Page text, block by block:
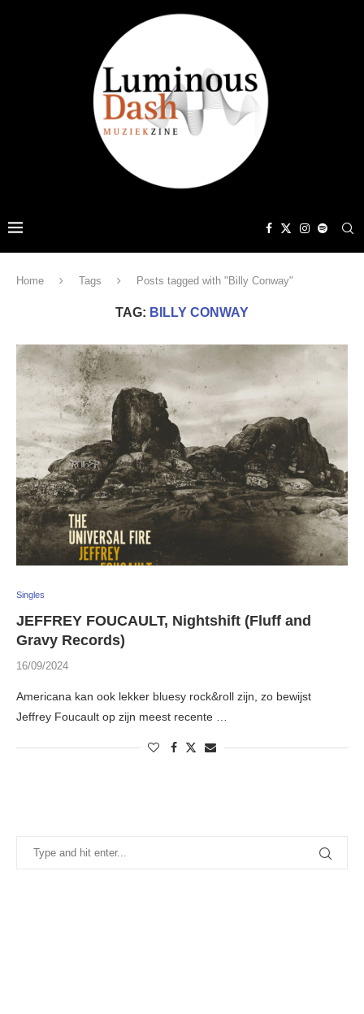
Home Tags Posts tagged with "Billy Conway"
TAG: BILLY CONWAY
Singles
JEFFREY FOUCAULT, Nightshift (Fluff and
Gravy Records)
16/09/2024
Americana kan ook lekker bluesy rock&roll zijn, zo bewijst
Jeffrey Foucault op zijn meest recente …